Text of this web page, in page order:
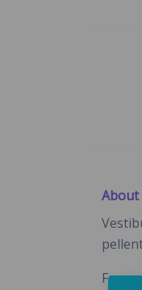
About